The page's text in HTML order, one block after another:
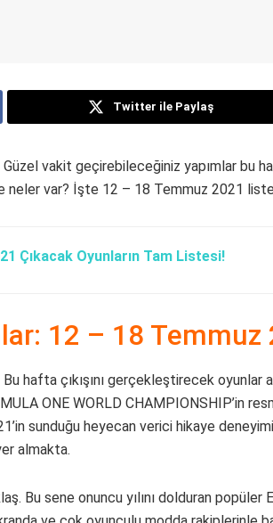
Twitter ile Paylaş
vakit geçirebileceğiniz yapımlar bu
neler var? İşte 12 – 18 Temmuz 2021
Çıkacak Oyunların Tam Listesi!
12 – 18 Temmuz
hafta çıkışını gerçekleştirecek oyunlar
ONE WORLD CHAMPIONSHIP’in
sunduğu heyecan verici hikaye
almakta.
Bu sene onuncu yılını dolduran popüler